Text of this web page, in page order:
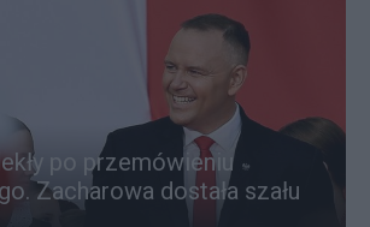
po przemówieniu
Zacharowa dostała szału